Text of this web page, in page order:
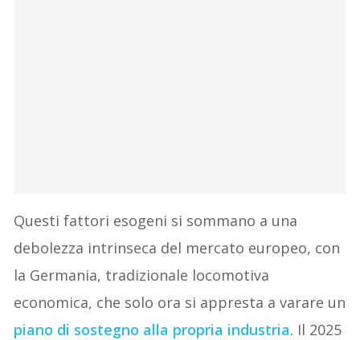
Questi fattori esogeni si sommano a una
debolezza intrinseca del mercato europeo, con
la Germania, tradizionale locomotiva
economica, che solo ora si appresta a varare un
piano di sostegno alla propria industria. Il 2025